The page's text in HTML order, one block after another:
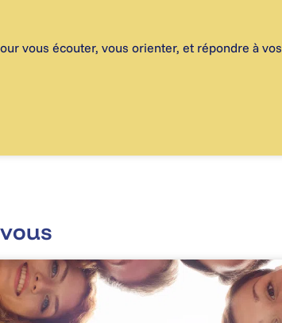
vous écouter, vous orienter, et répondre à vos